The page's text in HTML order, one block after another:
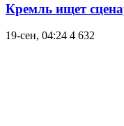
Кремль ищет
19-сен, 04:24 4 632